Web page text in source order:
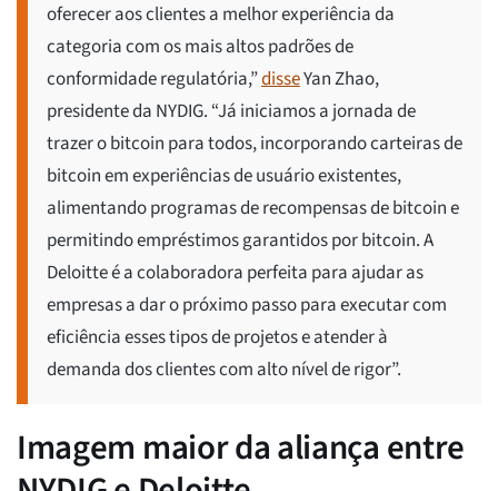
oferecer aos clientes a melhor experiência da
categoria com os mais altos padrões de
conformidade regulatória,”disseYan Zhao,
presidente da NYDIG. “Já iniciamos a jornada de
trazer o bitcoin para todos, incorporando carteiras de
bitcoin em experiências de usuário existentes,
alimentando programas de recompensas de bitcoin e
permitindo empréstimos garantidos por bitcoin. A
Deloitte é a colaboradora perfeita para ajudar as
empresas a dar o próximo passo para executar com
eficiência esses tipos de projetos e atender à
demanda dos clientes com alto nível de rigor”.
Imagem maior da aliança entre